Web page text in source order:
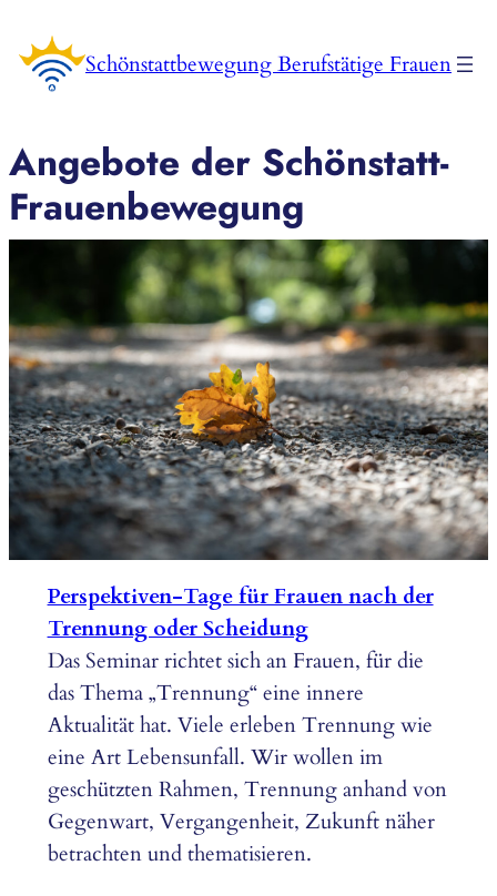
Inhalt
springen
Schönstattbewegung Berufstätige Frauen
Angebote der Schönstatt-
Frauenbewegung
Perspektiven-Tage für Frauen nach der
Trennung oder Scheidung
Das Seminar richtet sich an Frauen, für die
das Thema „Trennung“ eine innere
Aktualität hat. Viele erleben Trennung wie
eine Art Lebensunfall. Wir wollen im
geschützten Rahmen, Trennung anhand von
Gegenwart, Vergangenheit, Zukunft näher
betrachten und thematisieren.